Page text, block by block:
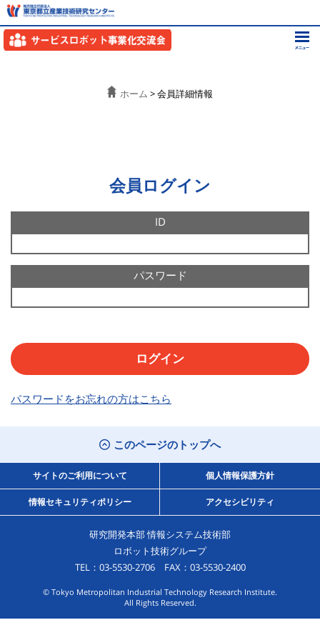
ホーム > 会員詳細情報
会員ログイン
ID
パスワード
パスワードをお忘れの方はこちら
このページのトップへ
サイトのご利用について 個人情報保護方針
情報セキュリティポリシー アクセシビリティ
研究開発本部 情報システム技術部
ロボット技術グループ
TEL：03-5530-2706 FAX：03-5530-2400
© Tokyo Metropolitan Industrial Technology Research Institute.
All Rights Reserved.